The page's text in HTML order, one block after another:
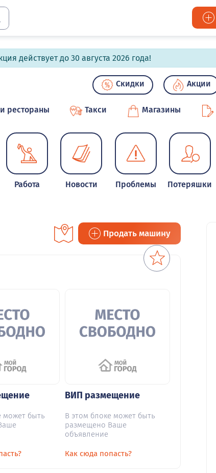
действует до 30 августа 2026 года!
Скидки Акции
рестораны Такси Магазины
Работа Новости Проблемы Потеряшки
Продать машину
может быть
ВИП размещение
В этом блоке может быть
размещено Ваше
объявление
Как сюда попасть?